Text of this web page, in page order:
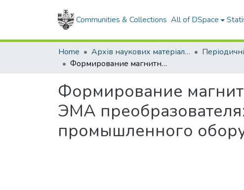
Communities & Collections All of DSpace
Home Архів наукових матеріалів
Формирование магнитного поля с заданными характеристиками в ЭМА преобразователях систем неразрушающего контроля промышленного оборудования
Формирование
ЭМА
промышленного